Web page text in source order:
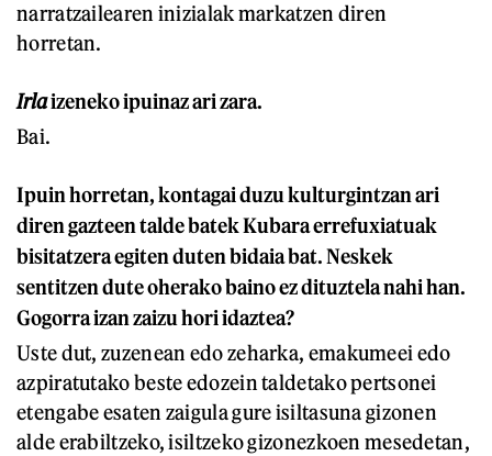
narratzailearen inizialak markatzen diren
horretan.
Irlaizeneko ipuinaz ari zara.
Bai.
Ipuin horretan, kontagai duzu kulturgintzan ari
diren gazteen talde batek Kubara errefuxiatuak
bisitatzera egiten duten bidaia bat. Neskek
sentitzen dute oherako baino ez dituztela nahi han.
Gogorra izan zaizu hori idaztea?
Uste dut, zuzenean edo zeharka, emakumeei edo
azpiratutako beste edozein taldetako pertsonei
etengabe esaten zaigula gure isiltasuna gizonen
alde erabiltzeko, isiltzeko gizonezkoen mesedetan,